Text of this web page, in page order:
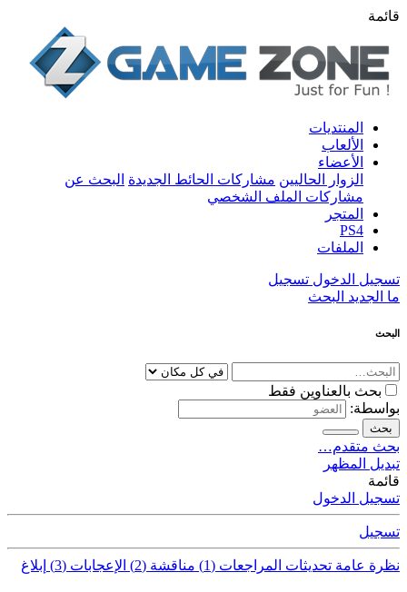
قائمة
المنتديات
الألعاب
الأعضاء
الزوار الحاليين مشاركات الحائط الجديدة البحث عن
مشاركات الملف الشخصي
المتجر
PS4
الملفات
تسجيل الدخول تسجيل
ما الجديد البحث
البحث
بحث بالعناوين فقط
بواسطة:
بحث
بحث متقدم…
تبديل المظهر
قائمة
تسجيل الدخول
تسجيل
نظرة عامة تحديثات المراجعات (1) مناقشة (2) الإعجابات (3) إبلاغ